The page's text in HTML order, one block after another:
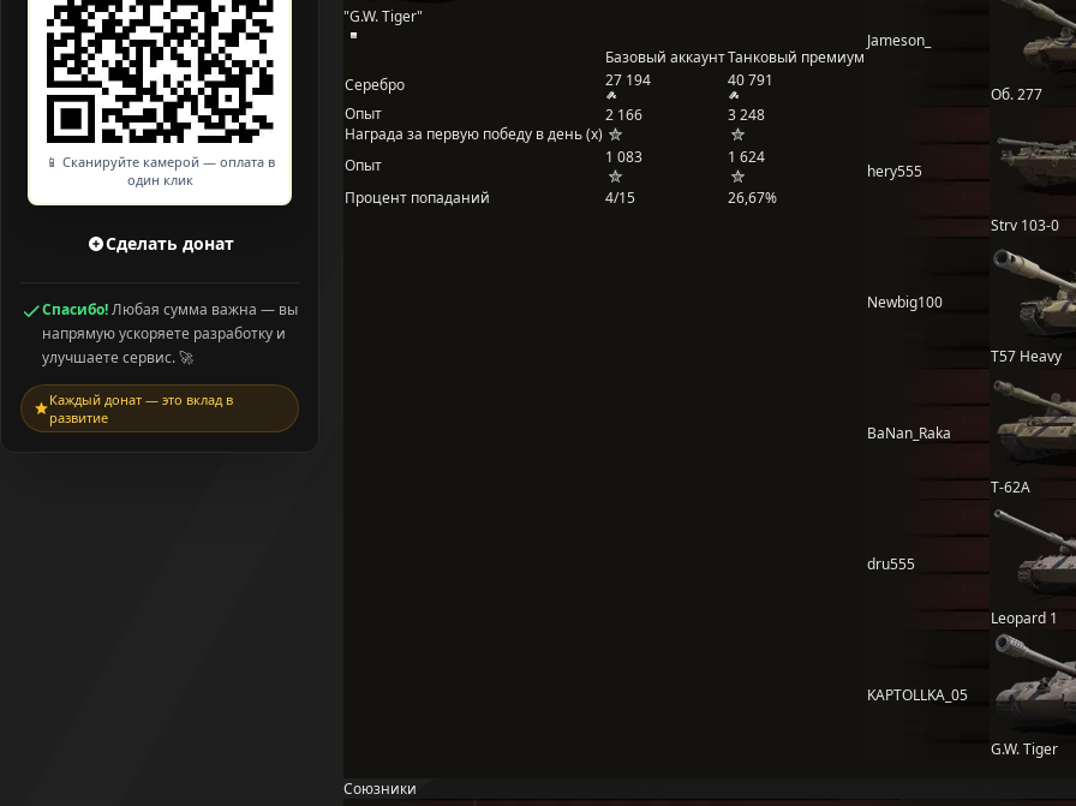
📱 Сканируйте камерой — оплата в
один клик
Сделать донат
Спасибо!Любая сумма важна — вы
напрямую ускоряете разработку и
улучшаете сервис. 🚀
Каждый донат — это вклад в
развитие
"G.W. Tiger"
Базовый аккаунтТанковый премиум
Серебро
27 194
40 791
Опыт
Награда за первую победу в день (x)
2 166 3 248
Опыт 1 083
1 624
Процент попаданий
4/15 26,67%
Jameson_
Об. 277
hery555
Strv 103-0
Newbig100
T57 Heavy
BaNan_Raka
Т-62А
dru555
Leopard 1
KAPTOLLKA_05
G.W. Tiger
Союзники